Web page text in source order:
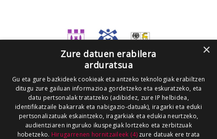
×
Zure datuen erabilera
arduratsua
Gu eta gure bazkideek cookieak eta antzeko teknologiak erabiltzen
ditugu zure gailuan informazioa gordetzeko eta eskuratzeko, eta
datu pertsonalak tratatzeko (adibidez, zure IP helbidea,
identifikatzaile bakarrak eta nabigazio-datuak), iragarki eta eduki
pertsonalizatuak eskaintzeko, iragarkiak eta edukia neurtzeko,
audientziaren inguruko ikuspegiak lortzeko eta zerbitzuak
hobetzeko. Hirugarrenen hornitzaileek (4)zure datuak ere trata